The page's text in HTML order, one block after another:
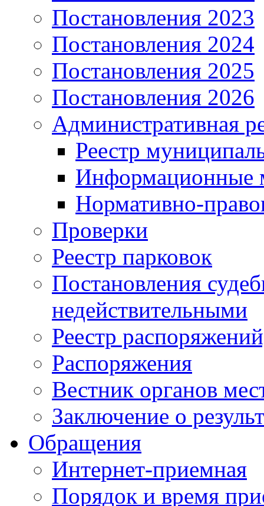
Постановления 2023
Постановления 2024
Постановления 2025
Постановления 2026
Административная
Реестр
Информационные
Нормативно-
Проверки
Реестр парковок
Постановления
недействительными
Реестр
Распоряжения
Вестник органов
Заключение о
Обращения
Интернет-приемная
Порядок и время